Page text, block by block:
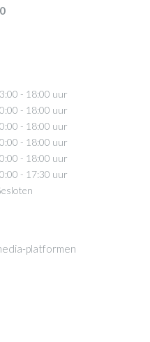
- 18:00 uur
- 18:00 uur
- 18:00 uur
- 18:00 uur
- 18:00 uur
- 17:30 uur
platformen